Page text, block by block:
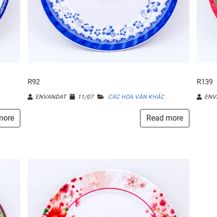
R92
ENVANDAT 11/07 CÁC HOA VĂN KHÁC
Read more
R139